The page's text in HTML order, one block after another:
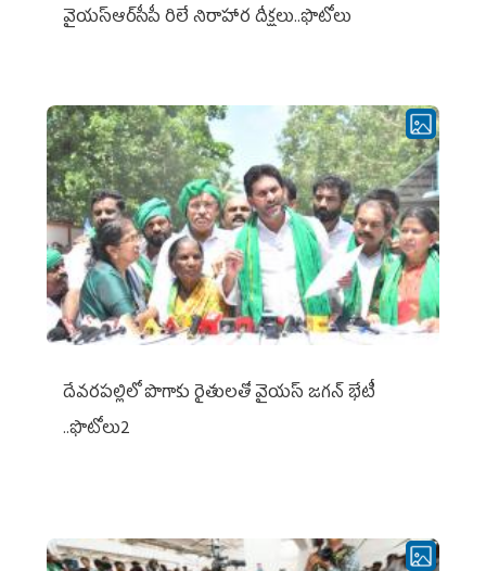
వైయ‌స్ఆర్‌సీపీ రిలే నిరాహార దీక్షలు..ఫొటోలు
దేవరపల్లిలో పొగాకు రైతులతో వైయస్ జగన్ భేటీ
..ఫొటోలు2